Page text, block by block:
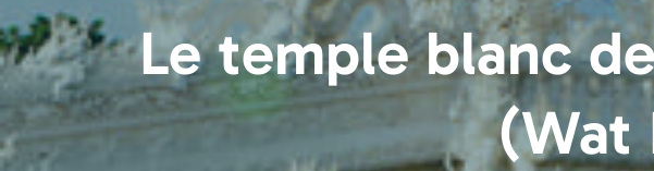
Le temple blanc
(Wat